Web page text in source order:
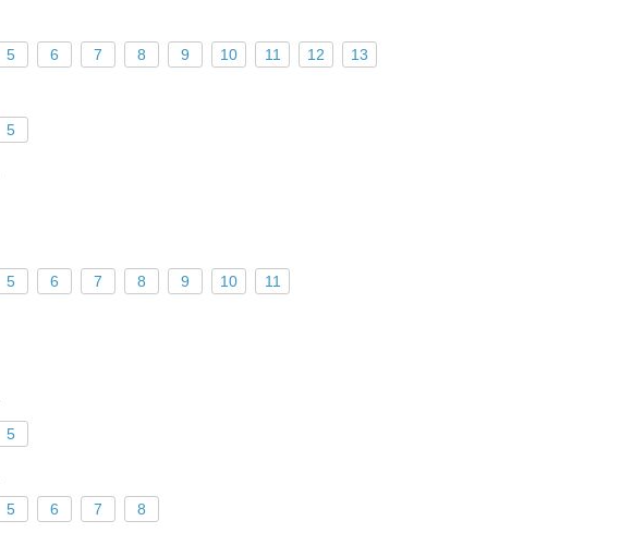
5 6 7 8 9 10 11 12 13
5
5 6 7 8 9 10 11
5
5 6 7 8